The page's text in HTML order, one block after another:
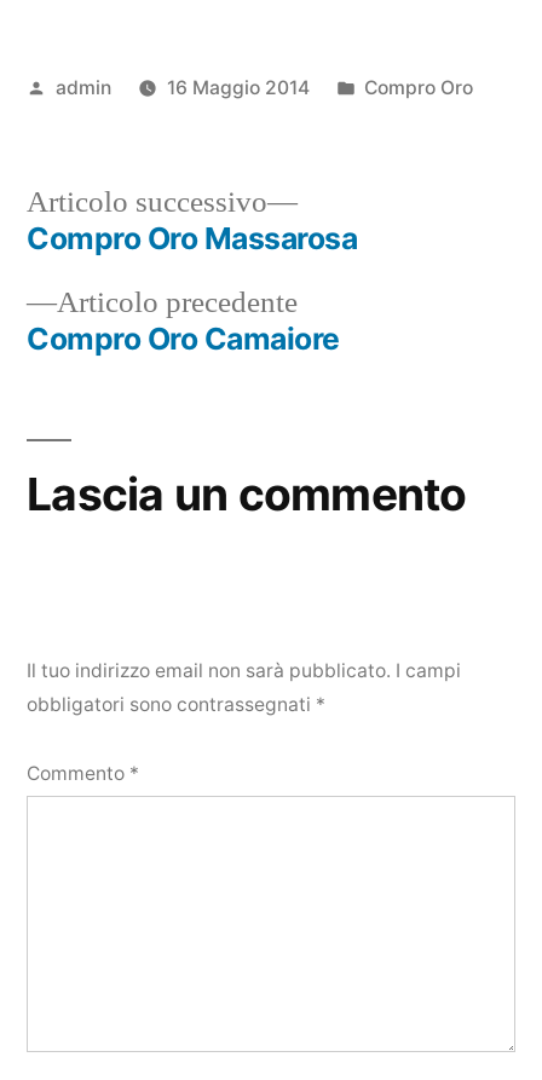
Pubblicato
admin 16 Maggio 2014
Pubblicato
Compro Oro
Navigazione
articoli
Articolo precedenteArticolo
precedente:
Compro Oro Camaiore
Articolo successivo
Articolo
successivo:
Compro Oro Massarosa
Lascia un commento
Il tuo indirizzo email non sarà pubblicato. I campi
obbligatori sono contrassegnati *
Commento *